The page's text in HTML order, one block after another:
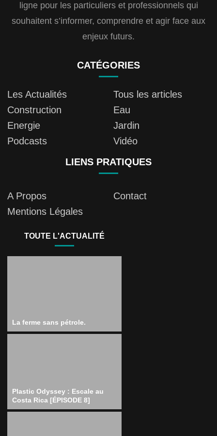
ligne pour les particuliers et professionnels qui
souhaitent s’informer, comprendre et agir face aux
enjeux futurs.
CATÉGORIES
Les Actualités
Tous les articles
Construction
Eau
Energie
Jardin
Podcasts
Vidéo
LIENS PRATIQUES
A Propos
Contact
Mentions Légales
TOUTE L'ACTUALITÉ
La ferme sans pétrole.
Plastic Odyssey : Escale au
Costa Rica [ÉPISODE 8]